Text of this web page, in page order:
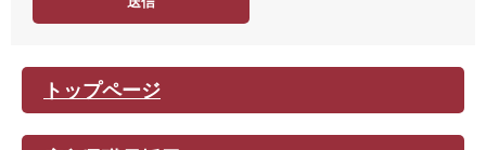
トップページ